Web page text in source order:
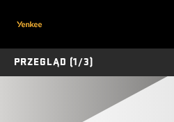
PRZEGLĄD (1/3)